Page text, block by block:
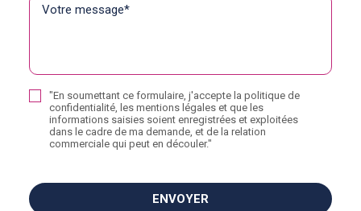
"En soumettant ce formulaire, j'accepte la politique de
confidentialité, les mentions légales et que les
informations saisies soient enregistrées et exploitées
dans le cadre de ma demande, et de la relation
commerciale qui peut en découler."